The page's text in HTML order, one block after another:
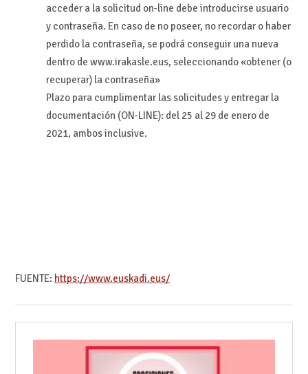
acceder a la solicitud on-line debe introducirse usuario
y contraseña. En caso de no poseer, no recordar o haber
perdido la contraseña, se podrá conseguir una nueva
dentro de www.irakasle.eus, seleccionando «obtener (o
recuperar) la contraseña»
Plazo para cumplimentar las solicitudes y entregar la
documentación (ON-LINE): del 25 al 29 de enero de
2021, ambos inclusive.
FUENTE: https://www.euskadi.eus/